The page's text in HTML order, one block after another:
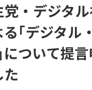
党・デジタ
｢デジタル
ついて提